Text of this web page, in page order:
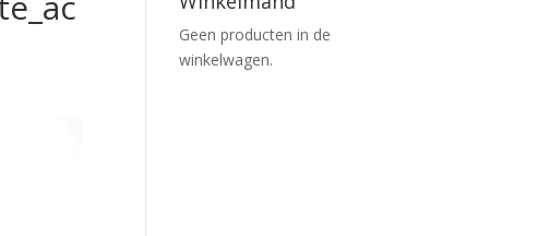
Geen producten in de
winkelwagen.